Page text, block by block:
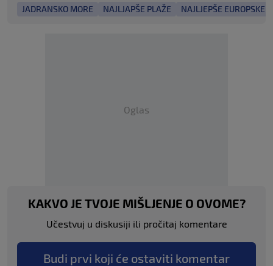
JADRANSKO MORE NAJLJAPŠE PLAŽE NAJLJEPŠE EUROPSKE
Oglas
KAKVO JE TVOJE MIŠLJENJE O OVOME?
Učestvuj u diskusiji ili pročitaj komentare
Budi prvi koji će ostaviti komentar